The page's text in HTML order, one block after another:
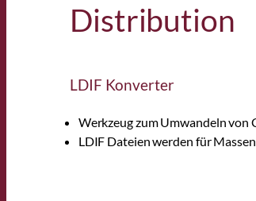
Distribution
LDIF Konverter
Werkzeug zum Umwandeln von
LDIF Dateien werden für